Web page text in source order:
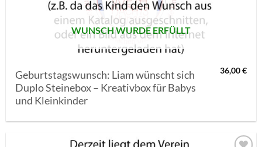
WUNSCH WURDE ERFÜLLT
Geburtstagswunsch: Liam wünscht sich
Duplo Steinebox – Kreativbox für Babys
und Kleinkinder
36,00€